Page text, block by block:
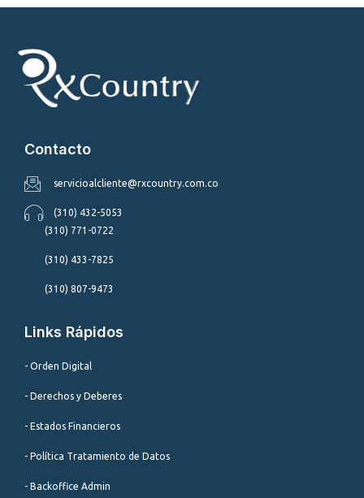
Contacto
servicioalcliente@rxcountry.com.co
(310) 432-5053
(310) 771-0722
(310) 433-7825
(310) 807-9473
Links Rápidos
- Orden Digital
- Derechos y Deberes
- Estados Financieros
- Política Tratamiento de Datos
- Backoffice Admin